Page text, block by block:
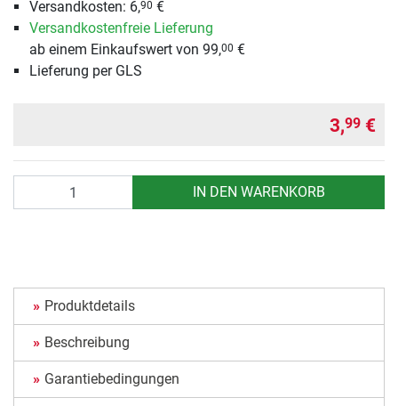
Versandkosten: 6,90 €
Versandkostenfreie Lieferung
ab einem Einkaufswert von 99,00 €
Lieferung per GLS
3,99 €
IN DEN WARENKORB
Produktdetails
Beschreibung
Garantiebedingungen